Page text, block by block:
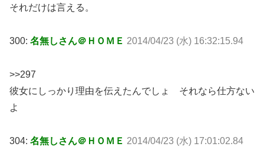
それだけは言える。
300: 名無しさん＠ＨＯＭＥ 2014/04/23 (水) 16:32:15.94
>>297
彼女にしっかり理由を伝えたんでしょ それなら仕方ない
よ
304: 名無しさん＠ＨＯＭＥ 2014/04/23 (水) 17:01:02.84